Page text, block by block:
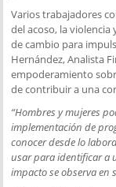
Varios trabajadores
del acoso, la
de cambio para
Hernández, Analista
empoderamiento
de contribuir a una
“Hombres y mujeres
implementación de
conocer desde lo
usar para identificar a
impacto se observa en